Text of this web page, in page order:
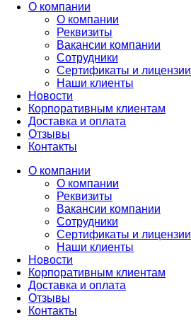
О компании
О компании
Реквизиты
Вакансии компании
Сотрудники
Сертификаты и лицензии
Наши клиенты
Новости
Корпоративным клиентам
Доставка и оплата
Отзывы
Контакты
О компании
О компании
Реквизиты
Вакансии компании
Сотрудники
Сертификаты и лицензии
Наши клиенты
Новости
Корпоративным клиентам
Доставка и оплата
Отзывы
Контакты